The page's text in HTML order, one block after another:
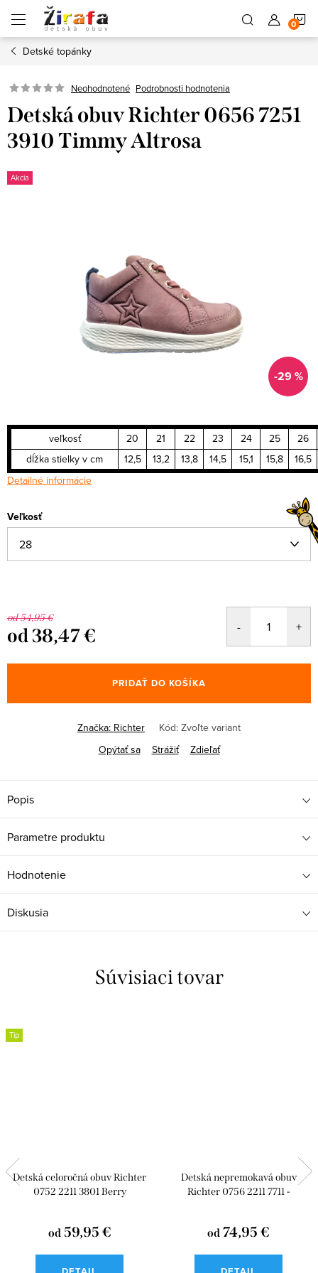
obsah
Detské topánky
Neohodnotené Podrobnosti hodnotenia
Detská obuv Richter 0656 7251
3910 Timmy Altrosa
Akcia
-29 %
veľkosť 20 21 22 23 24 25
26
dĺžka stielky v cm
12,5 13,2 13,8 14,5 15,1 15,8
16,5
Detailné informácie
Veľkosť
od 54,95 €
od38,47 €
cena:
PRIDAŤ DO KOŠÍKA
Značka: Richter Kód: Zvoľte variant
Opýtať sa
Strážiť Zdieľať
Popis
Parametre produktu
Hodnotenie
Diskusia
Súvisiaci tovar
Tip
Detská celoročná obuv Richter
0752 2211 3801 Berry
od59,95 €
Detská nepremokavá obuv
Richter 0756 2211 7711 -
od 74,95 €